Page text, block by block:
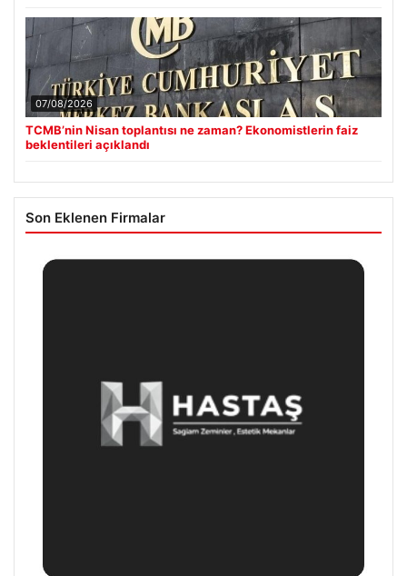
07/08/2026
TCMB’nin Nisan toplantısı ne zaman? Ekonomistlerin faiz
beklentileri açıklandı
Son Eklenen Firmalar